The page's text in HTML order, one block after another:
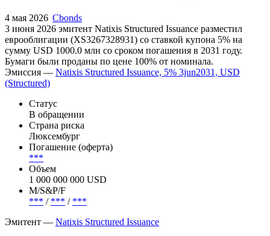
4 мая 2026 Cbonds
3 июня 2026 эмитент Natixis Structured Issuance разместил
еврооблигации (XS3267328931) cо ставкой купона 5% на
сумму USD 1000.0 млн со сроком погашения в 2031 году.
Бумаги были проданы по цене 100% от номинала.
Эмиссия — Natixis Structured Issuance, 5% 3jun2031, USD
(Structured)
Статус
В обращении
Страна риска
Люксембург
Погашение (оферта)
***
Объем
1 000 000 000 USD
М/S&P/F
*** / *** / ***
Эмитент — Natixis Structured Issuance